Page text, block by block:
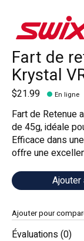
Fart de
Krystal
$21.99 En ligne
Fart de Retenue
de 45g, idéale
Efficace dans
offre une
Ajouter
Ajouter pour
Évaluations (0)